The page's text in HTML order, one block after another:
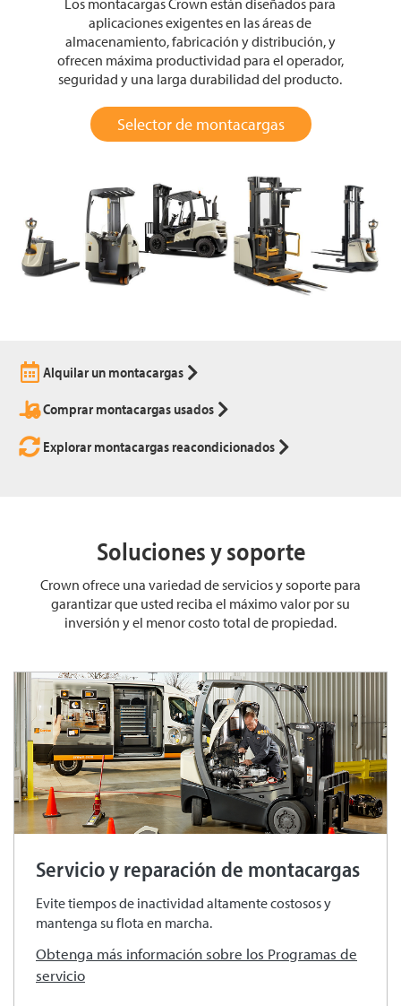
Los montacargas Crown están diseñados para
aplicaciones exigentes en las áreas de
almacenamiento, fabricación y distribución, y
ofrecen máxima productividad para el operador,
seguridad y una larga durabilidad del producto.
Selector de montacargas
Alquilar un montacargas
Comprar montacargas usados
Explorar montacargas reacondicionados
Soluciones y soporte
Crown ofrece una variedad de servicios y soporte para
garantizar que usted reciba el máximo valor por su
inversión y el menor costo total de propiedad.
Servicio y reparación de montacargas
Evite tiempos de inactividad altamente costosos y
mantenga su flota en marcha.
Obtenga más información sobre los Programas de
servicio